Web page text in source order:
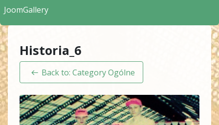
JoomGallery
Historia_6
Back to: Category Ogólne